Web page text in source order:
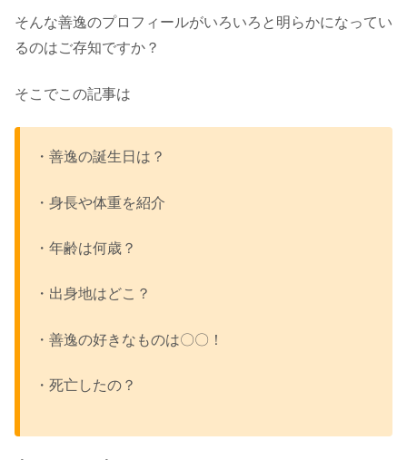
そんな善逸のプロフィールがいろいろと明らかになってい
るのはご存知ですか？
そこでこの記事は
・善逸の誕生日は？
・身長や体重を紹介
・年齢は何歳？
・出身地はどこ？
・善逸の好きなものは〇〇！
・死亡したの？